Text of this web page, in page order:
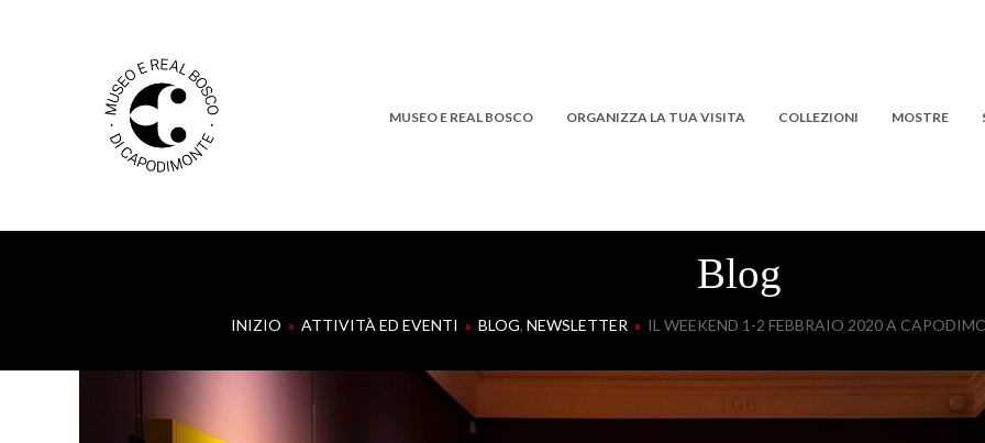
MUSEO E REAL BOSCO ORGANIZZA LA TUA VISITA COLLEZIONI MOSTRE
Blog
INIZIO » ATTIVITÀ ED EVENTI » BLOG, NEWSLETTER » IL WEEKEND 1-2 FEBBRAIO 2020 A